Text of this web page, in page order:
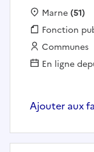
Localisation :
Marne(51)
Fonction
Fonction
Employeur :
Communes
En ligne
Ajouter aux